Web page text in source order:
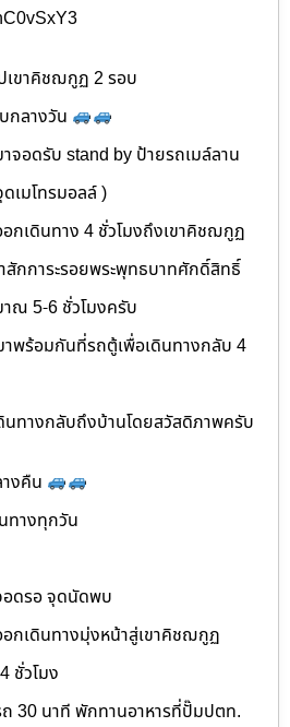
ปเขาคิชฌกูฏ 2 รอบ
กลางวัน
จอดรับ stand by ป้ายรถเมล์ลาน
เมโทรมอลล์ )
กเดินทาง 4 ชั่วโมงถึงเขาคิชฌกูฏ
สักการะรอยพระพุทธบาทศักดิ์สิทธิ์
าณ 5-6 ชั่วโมงครับ
าพร้อมกันที่รถตู้เพื่อเดินทางกลับ 4
นทางกลับถึงบ้านโดยสวัสดิภาพครับ
งคืน
ทางทุกวัน
อดรอ จุดนัดพบ
อกเดินทางมุ่งหน้าสู่เขาคิชฌกูฏ
ชั่วโมง
ถ 30 นาที พักทานอาหารที่ปั๊มปตท.